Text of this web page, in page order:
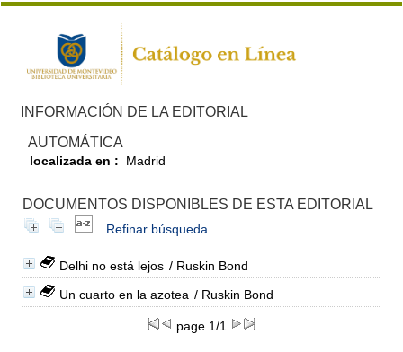
INFORMACIÓN DE LA EDITORIAL
AUTOMÁTICA
localizada en : Madrid
DOCUMENTOS DISPONIBLES DE ESTA EDITORIAL
Refinar búsqueda
Delhi no está lejos / Ruskin Bond
Un cuarto en la azotea / Ruskin Bond
page 1/1